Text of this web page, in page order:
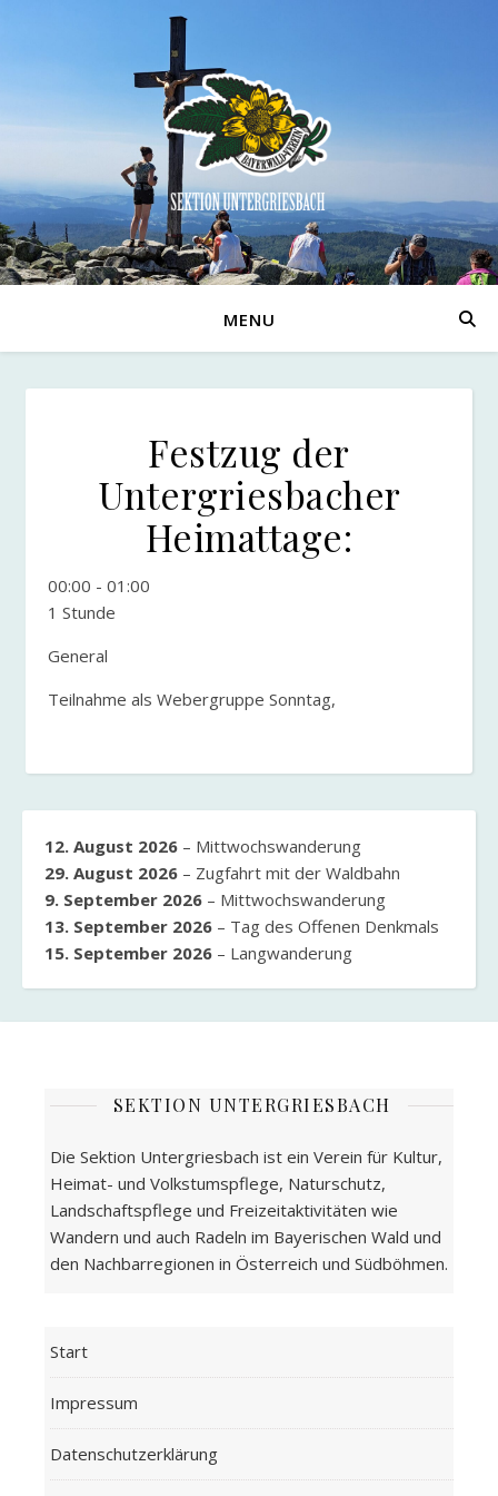
MENU
Festzug der
Untergriesbacher
Heimattage:
00:00 - 01:00
1 Stunde
General
Teilnahme als Webergruppe Sonntag,
12. August 2026 – Mittwochswanderung
29. August 2026 – Zugfahrt mit der Waldbahn
9. September 2026 – Mittwochswanderung
13. September 2026 – Tag des Offenen Denkmals
15. September 2026 – Langwanderung
SEKTION UNTERGRIESBACH
Die Sektion Untergriesbach ist ein Verein für Kultur,
Heimat- und Volkstumspflege, Naturschutz,
Landschaftspflege und Freizeitaktivitäten wie
Wandern und auch Radeln im Bayerischen Wald und
den Nachbarregionen in Österreich und Südböhmen.
Start
Impressum
Datenschutzerklärung